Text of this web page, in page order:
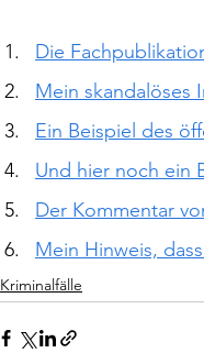
Die
Mein skandalöses
Ein Beispiel des
Und hier noch ein
Der Kommentar
Mein Hinweis,
Kriminalfälle